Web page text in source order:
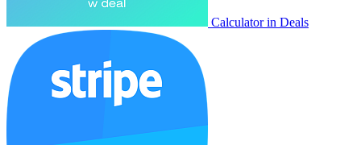
Calculator in Deals